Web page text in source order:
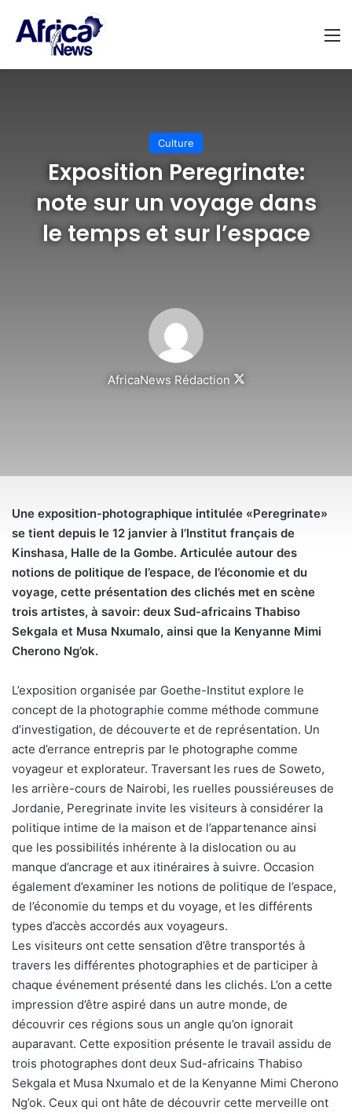
Culture
Exposition Peregrinate:
note sur un voyage dans
le temps et sur l’espace
AfricaNews Rédaction
Une exposition-photographique intitulée «Peregrinate»
se tient depuis le 12 janvier à l’Institut français de
Kinshasa, Halle de la Gombe. Articulée autour des
notions de politique de l’espace, de l’économie et du
voyage, cette présentation des clichés met en scène
trois artistes, à savoir: deux Sud-africains Thabiso
Sekgala et Musa Nxumalo, ainsi que la Kenyanne Mimi
Cherono Ng’ok.
L’exposition organisée par Goethe-Institut explore le
concept de la photographie comme méthode commune
d’investigation, de découverte et de représentation. Un
acte d’errance entrepris par le photographe comme
voyageur et explorateur. Traversant les rues de Soweto,
les arrière-cours de Nairobi, les ruelles poussiéreuses de
Jordanie, Peregrinate invite les visiteurs à considérer la
politique intime de la maison et de l’appartenance ainsi
que les possibilités inhérente à la dislocation ou au
manque d’ancrage et aux itinéraires à suivre. Occasion
également d’examiner les notions de politique de l’espace,
de l’économie du temps et du voyage, et les différents
types d’accès accordés aux voyageurs.
Les visiteurs ont cette sensation d’être transportés à
travers les différentes photographies et de participer à
chaque événement présenté dans les clichés. L’on a cette
impression d’être aspiré dans un autre monde, de
découvrir ces régions sous un angle qu’on ignorait
auparavant. Cette exposition présente le travail assidu de
trois photographes dont deux Sud-africains Thabiso
Sekgala et Musa Nxumalo et de la Kenyanne Mimi Cherono
Ng’ok. Ceux qui ont hâte de découvrir cette merveille ont